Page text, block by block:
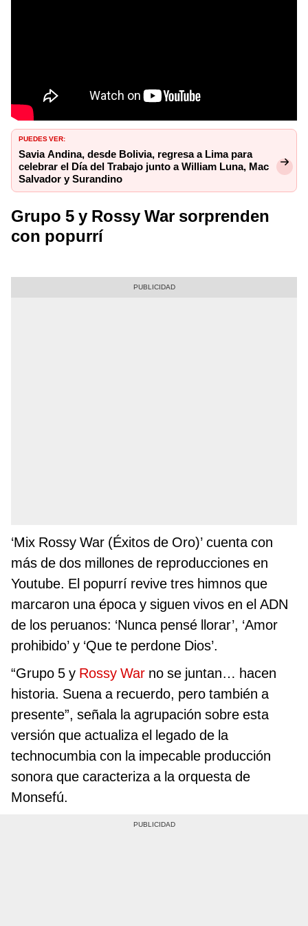
PUEDES VER:
Savia Andina, desde Bolivia, regresa a Lima para
celebrar el Día del Trabajo junto a William Luna, Mac
Salvador y Surandino
Grupo 5 y Rossy War sorprenden
con popurrí
‘Mix Rossy War (Éxitos de Oro)’ cuenta con
más de dos millones de reproducciones en
Youtube. El popurrí revive tres himnos que
marcaron una época y siguen vivos en el ADN
de los peruanos: ‘Nunca pensé llorar’, ‘Amor
prohibido’ y ‘Que te perdone Dios’.
“Grupo 5 y Rossy War no se juntan… hacen
historia. Suena a recuerdo, pero también a
presente”, señala la agrupación sobre esta
versión que actualiza el legado de la
technocumbia con la impecable producción
sonora que caracteriza a la orquesta de
Monsefú.